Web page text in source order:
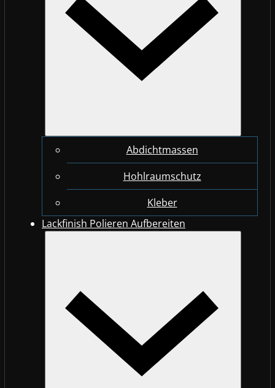
Abdichtmassen
Hohlraumschutz
Kleber
Lackfinish Polieren Aufbereiten